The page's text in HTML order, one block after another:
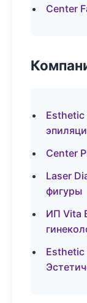
Center
Esthetic
Center
Laser
фигуры
ИП Vita